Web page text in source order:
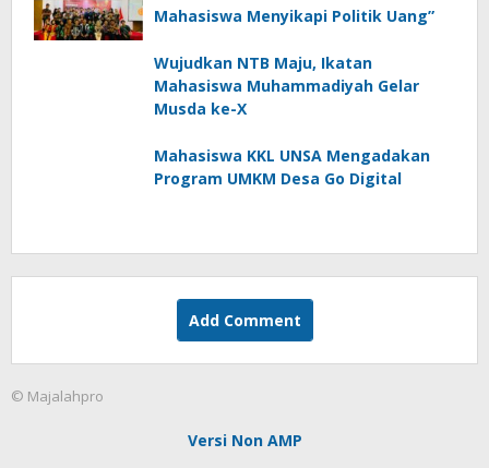
Mahasiswa Menyikapi Politik Uang”
Wujudkan NTB Maju, Ikatan
Mahasiswa Muhammadiyah Gelar
Musda ke-X
Mahasiswa KKL UNSA Mengadakan
Program UMKM Desa Go Digital
Add Comment
© Majalahpro
Versi Non AMP